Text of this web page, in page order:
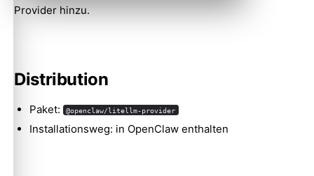
Provider hinzu.
Distribution
Paket: @openclaw/litellm-provider
Installationsweg: in OpenClaw enthalten